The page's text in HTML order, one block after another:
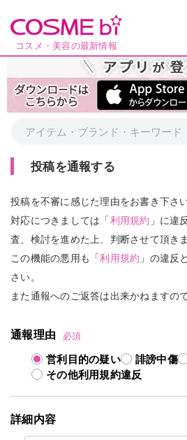
コスメ・美容の最新情報
投稿を通報する
投稿を不審に感じた理由をお書き下さい
対応につきましては「利用規約 」に違
査、検討を進めた上、判断させて頂きま
この機能の悪用も「利用規約 」の違反
さい。
また通報へのご返答は出来かねますの
通報理由 必須
営利目的の疑い 誹謗中傷
その他利用規約違反
詳細内容